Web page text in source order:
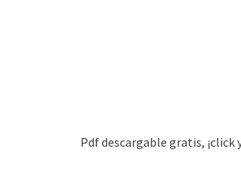
Pdf descargable gratis, ¡click